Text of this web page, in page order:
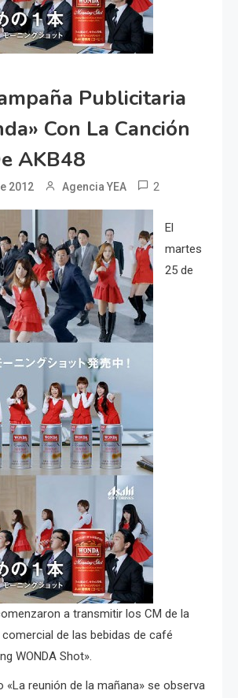
Publicitaria
Con La Canción
AKB48
2012 Agencia YEA 2
El
martes
25 de
a transmitir los CM de la
de las bebidas de café
WONDA Shot».
«La reunión de la mañana» se observa